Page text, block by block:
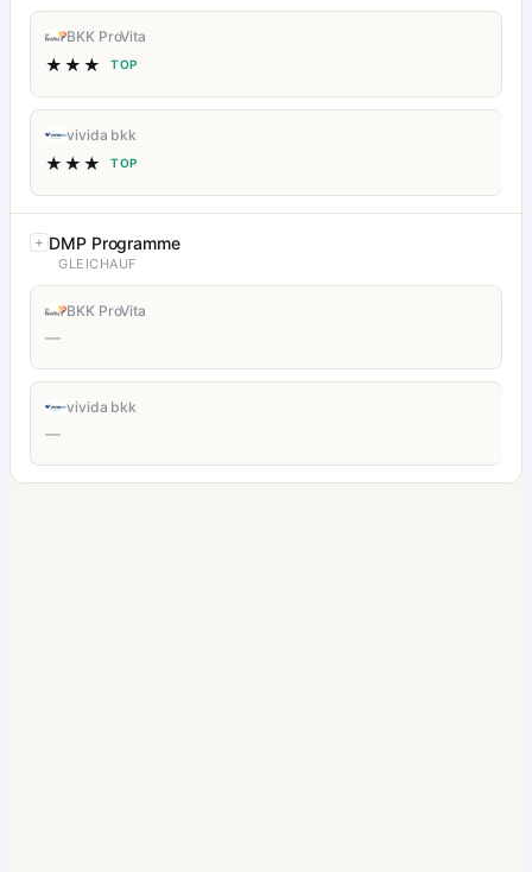
BKK ProVita
★★★ TOP
vivida bkk
★★★ TOP
DMP Programme
GLEICHAUF
BKK ProVita
—
vivida bkk
—